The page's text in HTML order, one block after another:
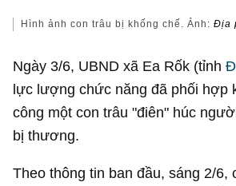
Hình ảnh con trâu bị khống chế. Ảnh:Địa
Ngày 3/6, UBND xã Ea Rốk (tỉnh
lực lượng chức năng đã phối hợp
công một con trâu "điên" húc
bị thương.
Theo thông tin ban đầu, sáng 2/6,